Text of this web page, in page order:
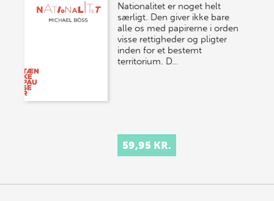
Nationalitet er noget helt
særligt. Den giver ikke bare
alle os med papirerne i orden
visse rettigheder og pligter
inden for et bestemt
territorium. D…
59,95 KR.